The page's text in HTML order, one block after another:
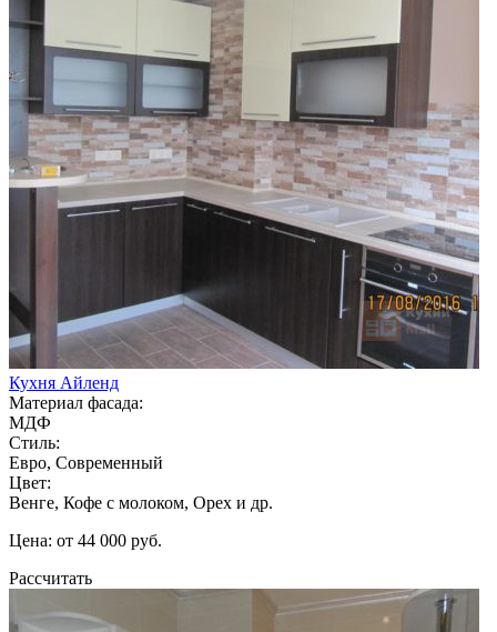
Кухня Айленд
Материал фасада:
МДФ
Стиль:
Евро, Современный
Цвет:
Венге, Кофе с молоком, Орех и др.
Цена: от 44 000 руб.
Рассчитать